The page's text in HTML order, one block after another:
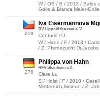
W / OS / B / 2013 / Balou
Golle & Bianca Maier-
218
Iva Eisermannova
RV Lippoldshausen e. V.
Centurio PJ
W / Hann / F / 2013 /
/ Z: Pferdezucht Dr.Jacobs
278
Philippa von Hahn
RFV Steinheim e.V.
Ciara Lu
S / Holst / F / 2010 /
Metternich,Simeon / Z: